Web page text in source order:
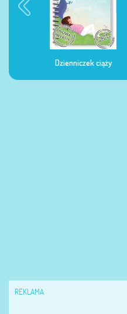
Dzienniczek ciąży
REKLAMA